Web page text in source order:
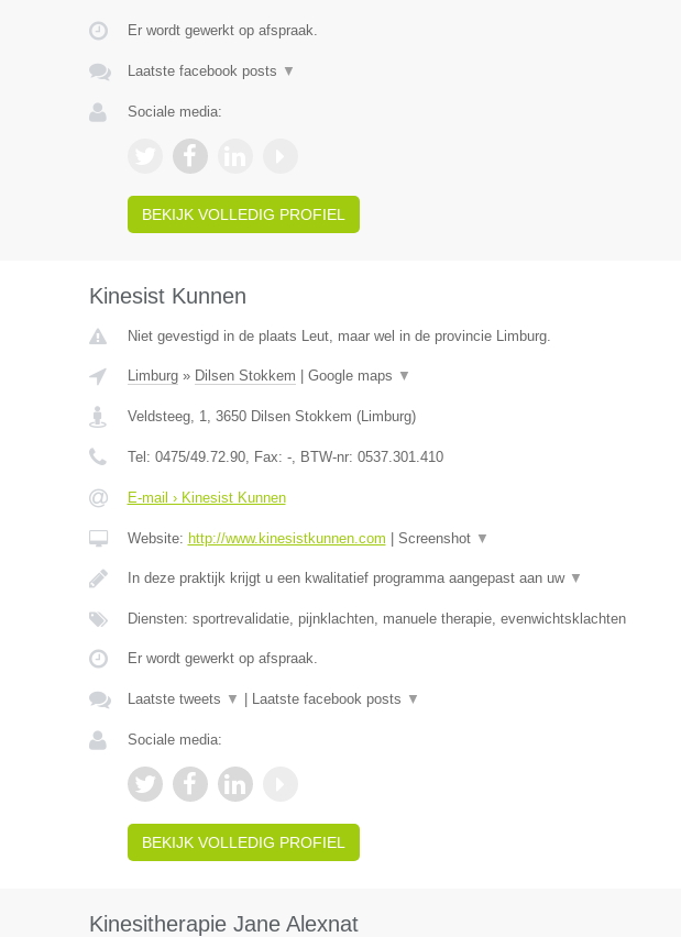
Er wordt gewerkt op afspraak.
Laatste facebook posts ▼
Sociale media:
BEKIJK VOLLEDIG PROFIEL
Kinesist Kunnen
Niet gevestigd in de plaats Leut, maar wel in de provincie Limburg.
Limburg» Dilsen Stokkem Google maps ▼
Veldsteeg, 1, 3650 Dilsen Stokkem (Limburg)
Tel: 0475/49.72.90, Fax: -, BTW-nr: 0537.301.410
E-mail › Kinesist Kunnen
Website: http://www.kinesistkunnen.com Screenshot ▼
In deze praktijk krijgt u een kwalitatief programma aangepast aan uw ▼
Diensten: sportrevalidatie, pijnklachten, manuele therapie, evenwichtsklachten
Er wordt gewerkt op afspraak.
Laatste tweets ▼ Laatste facebook posts ▼
Sociale media:
BEKIJK VOLLEDIG PROFIEL
Kinesitherapie Jane Alexnat